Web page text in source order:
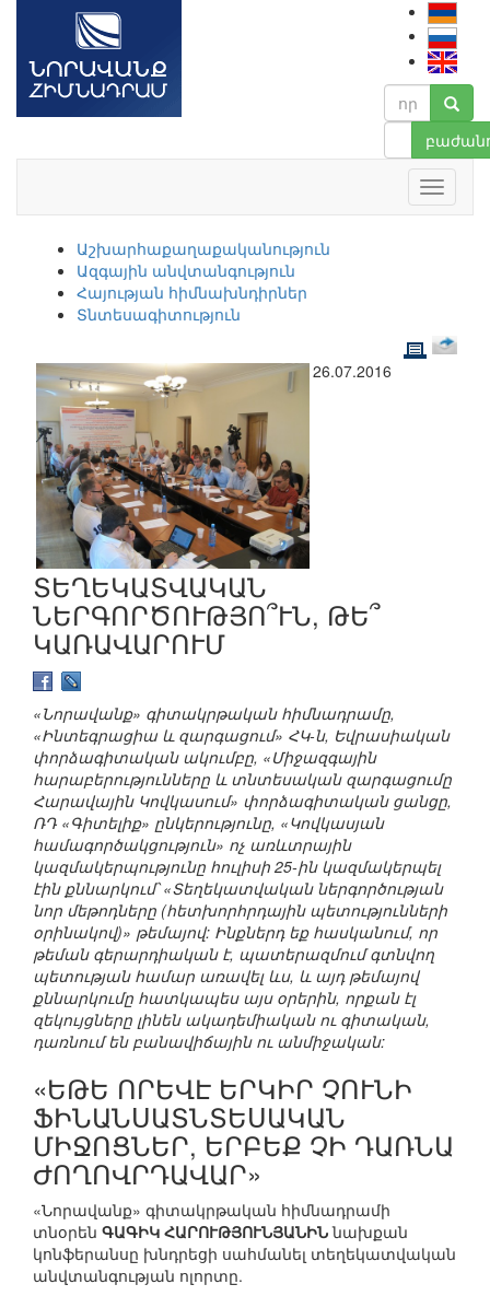
Աշխարհաքաղաքականություն
Ազգային անվտանգություն
Հայության հիմնախնդիրներ
Տնտեսագիտություն
26.07.2016
ՏԵՂԵԿԱՏՎԱԿԱՆ
ՆԵՐԳՈՐԾՈՒԹՅՈ՞ՒՆ, ԹԵ՞
ԿԱՌԱՎԱՐՈՒՄ
«Նորավանք» գիտակրթական հիմնադրամը,
«Ինտեգրացիա և զարգացում» ՀԿ-ն, Եվրասիական
փորձագիտական ակումբը, «Միջազգային
հարաբերությունները և տնտեսական զարգացումը
Հարավային Կովկասում» փորձագիտական ցանցը,
ՌԴ «Գիտելիք» ընկերությունը, «Կովկասյան
համագործակցություն» ոչ առևտրային
կազմակերպությունը հուլիսի 25-ին կազմակերպել
էին քննարկում՝ «Տեղեկատվական ներգործության
նոր մեթոդները (հետխորհրդային պետությունների
օրինակով)» թեմայով: Ինքներդ եք հասկանում, որ
թեման գերարդիական է, պատերազմում գտնվող
պետության համար առավել ևս, և այդ թեմայով
քննարկումը հատկապես այս օրերին, որքան էլ
զեկույցները լինեն ակադեմիական ու գիտական,
դառնում են բանավիճային ու անմիջական:
«ԵԹԵ ՈՐԵՎԷ ԵՐԿԻՐ ՉՈՒՆԻ
ՖԻՆԱՆՍԱՏՆՏԵՍԱԿԱՆ
ՄԻՋՈՑՆԵՐ, ԵՐԲԵՔ ՉԻ ԴԱՌՆԱ
ԺՈՂՈՎՐԴԱՎԱՐ»
«Նորավանք» գիտակրթական հիմնադրամի
տնօրեն ԳԱԳԻԿ ՀԱՐՈՒԹՅՈՒՆՅԱՆԻՆնախքան
կոնֆերանսը խնդրեցի սահմանել տեղեկատվական
անվտանգության ոլորտը.